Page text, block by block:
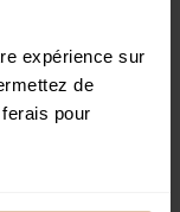
expérience sur
de
pour